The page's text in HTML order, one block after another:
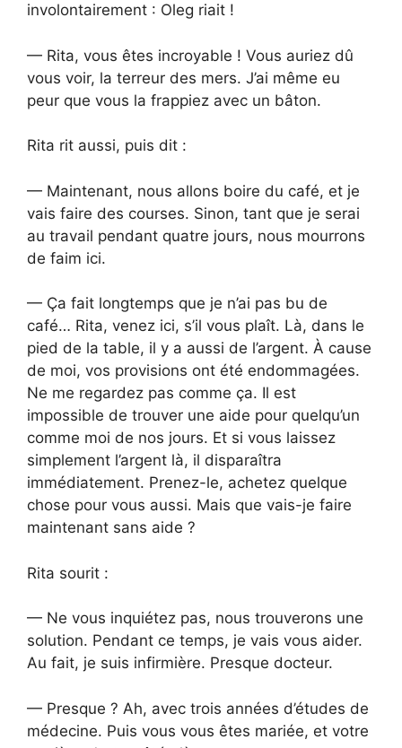
involontairement : Oleg riait !
— Rita, vous êtes incroyable ! Vous auriez dû
vous voir, la terreur des mers. J’ai même eu
peur que vous la frappiez avec un bâton.
Rita rit aussi, puis dit :
— Maintenant, nous allons boire du café, et je
vais faire des courses. Sinon, tant que je serai
au travail pendant quatre jours, nous mourrons
de faim ici.
— Ça fait longtemps que je n’ai pas bu de
café… Rita, venez ici, s’il vous plaît. Là, dans le
pied de la table, il y a aussi de l’argent. À cause
de moi, vos provisions ont été endommagées.
Ne me regardez pas comme ça. Il est
impossible de trouver une aide pour quelqu’un
comme moi de nos jours. Et si vous laissez
simplement l’argent là, il disparaîtra
immédiatement. Prenez-le, achetez quelque
chose pour vous aussi. Mais que vais-je faire
maintenant sans aide ?
Rita sourit :
— Ne vous inquiétez pas, nous trouverons une
solution. Pendant ce temps, je vais vous aider.
Au fait, je suis infirmière. Presque docteur.
— Presque ? Ah, avec trois années d’études de
médecine. Puis vous vous êtes mariée, et votre